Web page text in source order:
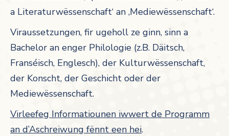
a Literaturwëssenschaft‘ an ‚Mediewëssenschaft‘.
Viraussetzungen, fir ugeholl ze ginn, sinn a
Bachelor an enger Philologie (z.B. Däitsch,
Franséisch, Englesch), der Kulturwëssenschaft,
der Konscht, der Geschicht oder der
Mediewëssenschaft.
Virleefeg Informatiounen iwwert de Programm
an d’Aschreiwung fënnt een hei.